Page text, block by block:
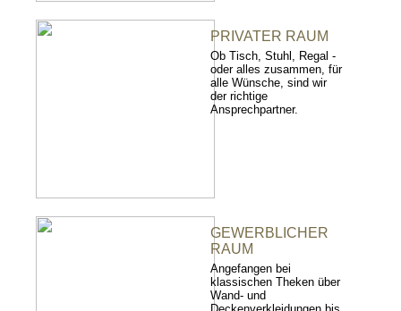
PRIVATER RAUM
Ob Tisch, Stuhl, Regal -
oder alles zusammen, für
alle Wünsche, sind wir
der richtige
Ansprechpartner.
GEWERBLICHER
RAUM
Angefangen bei
klassischen Theken über
Wand- und